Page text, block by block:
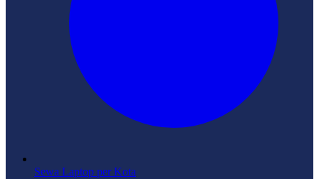
Sewa Laptop per Kota